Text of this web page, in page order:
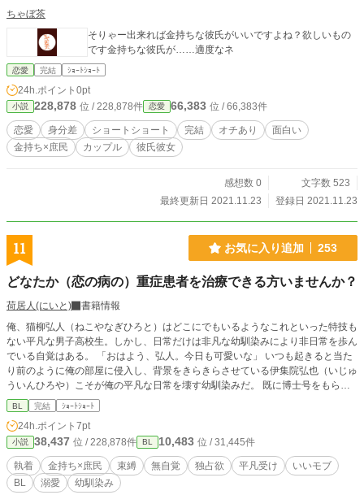
ちゃぼ茶
そりゃー出来れば金持ちな彼氏がいいですよね？欲しいもの
です金持ちな彼氏が……適度なネ
恋愛 完結 ｼｮｰﾄｼｮｰﾄ
24h.ポイント 0pt
小説 228,878 位 / 228,878件 恋愛 66,383 位 / 66,383件
恋愛 身分差 ショートショート 完結 オチあり
面白い
金持ち×庶民
カップル 彼氏彼女
感想数 0
文字数 523
最終更新日 2021.11.23
登録日 2021.11.23
11 お気に入り追加 253
どなたか（恋の病の）重症患者を治療できる方いませんか？
荷居人(にいと)
書籍情報
俺、猫柳弘人（ねこやなぎひろと）はどこにでもいるようなこれといった特技も
ない平凡な男子高校生。しかし、日常だけは非凡な幼馴染みにより非日常を歩ん
でいる自覚はある。 「おはよう、弘人。今日も可愛いな」 いつも起きると当た
り前のように俺の部屋に侵入し、背景をきらきらさせている伊集院弘也（いじゅ
ういんひろや）こそが俺の平凡な日常を壊す幼馴染みだ。 既に博士号をもらえ
るほどの頭脳を持ち、運動をさせればオリンピックを目指せるレベル。さらには
高校生にして既に自分の会社を持つ大企業の跡継ぎ。しかも背景が輝いて見える
ほどの美形故に、男女問わず、なんならメスオス問わず一度はこいつに惚れると
思ってもらっていいほどの神のごとくのイケメン。 俺もその一人だが……決し
てホモなわけじゃない。俺は、俺は……ノーマルなんだー！と葛藤した時期もあ
ったが、今では諦めてこの幼馴染みに恋していると認めている。 理由は明らか
に弘也の俺への態度が異常だから。絶対こいつは俺が好きだとわかりやすいぐら
BL 完結 ｼｮｰﾄｼｮｰﾄ
24h.ポイント 7pt
小説 38,437 位 / 228,878件 BL 10,483 位 / 31,445件
執着 金持ち×庶民 束縛 無自覚 独占欲 平凡受け
いいモブ
BL
溺愛 幼馴染み